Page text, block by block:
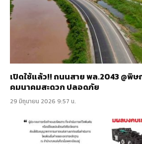
เปิดใช้แล้ว!! ถนนสาย พล.2043 @พิ
คมนาคมสะดวก ปลอดภัย
29 มิถุนายน 2026 9:57 น.